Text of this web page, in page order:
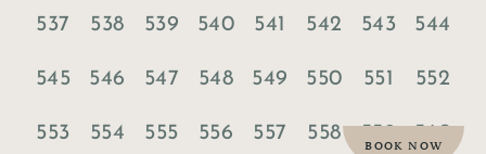
BOOK NOW
537 538 539 540 541 542 543 544
545 546 547 548 549 550 551 552
553 554 555 556 557 558